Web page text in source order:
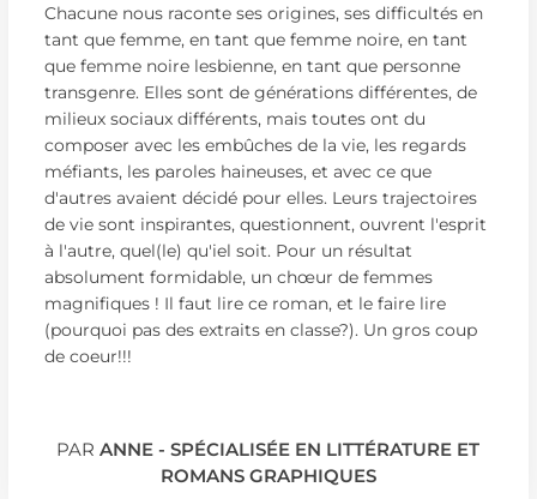
Chacune nous raconte ses origines, ses difficultés en
tant que femme, en tant que femme noire, en tant
que femme noire lesbienne, en tant que personne
transgenre. Elles sont de générations différentes, de
milieux sociaux différents, mais toutes ont du
composer avec les embûches de la vie, les regards
méfiants, les paroles haineuses, et avec ce que
d'autres avaient décidé pour elles. Leurs trajectoires
de vie sont inspirantes, questionnent, ouvrent l'esprit
à l'autre, quel(le) qu'iel soit. Pour un résultat
absolument formidable, un chœur de femmes
magnifiques ! Il faut lire ce roman, et le faire lire
(pourquoi pas des extraits en classe?). Un gros coup
de coeur!!!
PARANNE - SPÉCIALISÉE EN LITTÉRATURE ET
ROMANS GRAPHIQUES